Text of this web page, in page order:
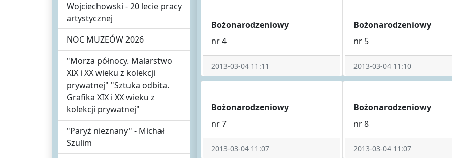
Wojciechowski - 20 lecie pracy
artystycznej
NOC MUZEÓW 2026
"Morza północy. Malarstwo
XIX i XX wieku z kolekcji
prywatnej" "Sztuka odbita.
Grafika XIX i XX wieku z
kolekcji prywatnej"
"Paryż nieznany" - Michał
Szulim
Bożonarodzeniowy
nr 4
2013-03-04 11:11
Bożonarodzeniowy
nr 5
2013-03-04 11:10
Bożonarodzeniowy
nr 7
2013-03-04 11:07
Bożonarodzeniowy
nr 8
2013-03-04 11:07